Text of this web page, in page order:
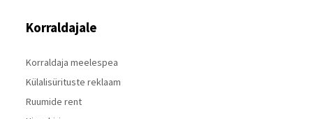
Korraldajale
Korraldaja meelespea
Külalisürituste reklaam
Ruumide rent